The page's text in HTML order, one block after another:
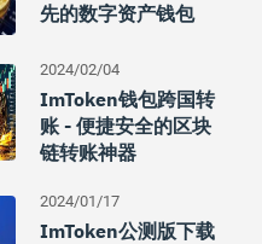
先的数字资产钱包
2024/02/04
ImToken钱包跨国转
账 - 便捷安全的区块
链转账神器
2024/01/17
ImToken公测版下载